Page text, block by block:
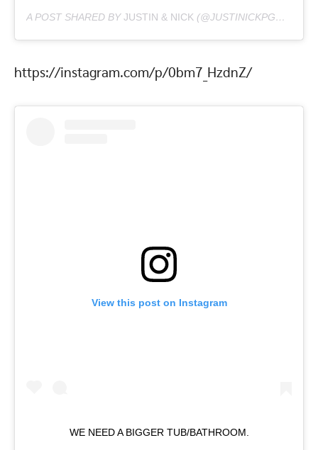
A POST SHARED BYJUSTIN & NICK (@JUSTINICKPGH) ON
https://instagram.com/p/0bm7_HzdnZ/
View this post on Instagram
WE NEED A BIGGER TUB/BATHROOM.